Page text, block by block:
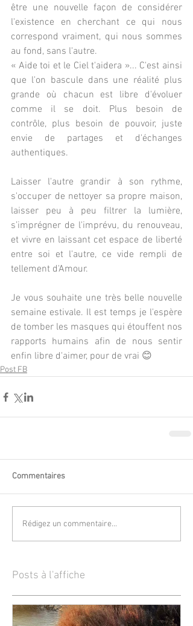
être une nouvelle façon de considérer
l'existence en cherchant ce qui nous
correspond vraiment, qui nous sommes
au fond, sans l'autre.
« Aide toi et le Ciel t'aidera »... C'est ainsi
que l'on bascule dans une réalité plus
grande où chacun est libre d'évoluer
comme il se doit. Plus besoin de
contrôle, plus besoin de pouvoir, juste
envie de partages et d'échanges
authentiques.
Laisser l'autre grandir à son rythme,
s'occuper de nettoyer sa propre maison,
laisser peu à peu filtrer la lumière,
s’imprégner de l'imprévu, du renouveau,
et vivre en laissant cet espace de liberté
entre soi et l'autre, ce vide rempli de
tellement d'Amour.
Je vous souhaite une très belle nouvelle
semaine estivale. Il est temps je l'espère
de tomber les masques qui étouffent nos
rapports humains afin de nous sentir
enfin libre d'aimer, pour de vrai 😊
Post FB
Commentaires
Rédigez un commentaire...
Posts à l'affiche